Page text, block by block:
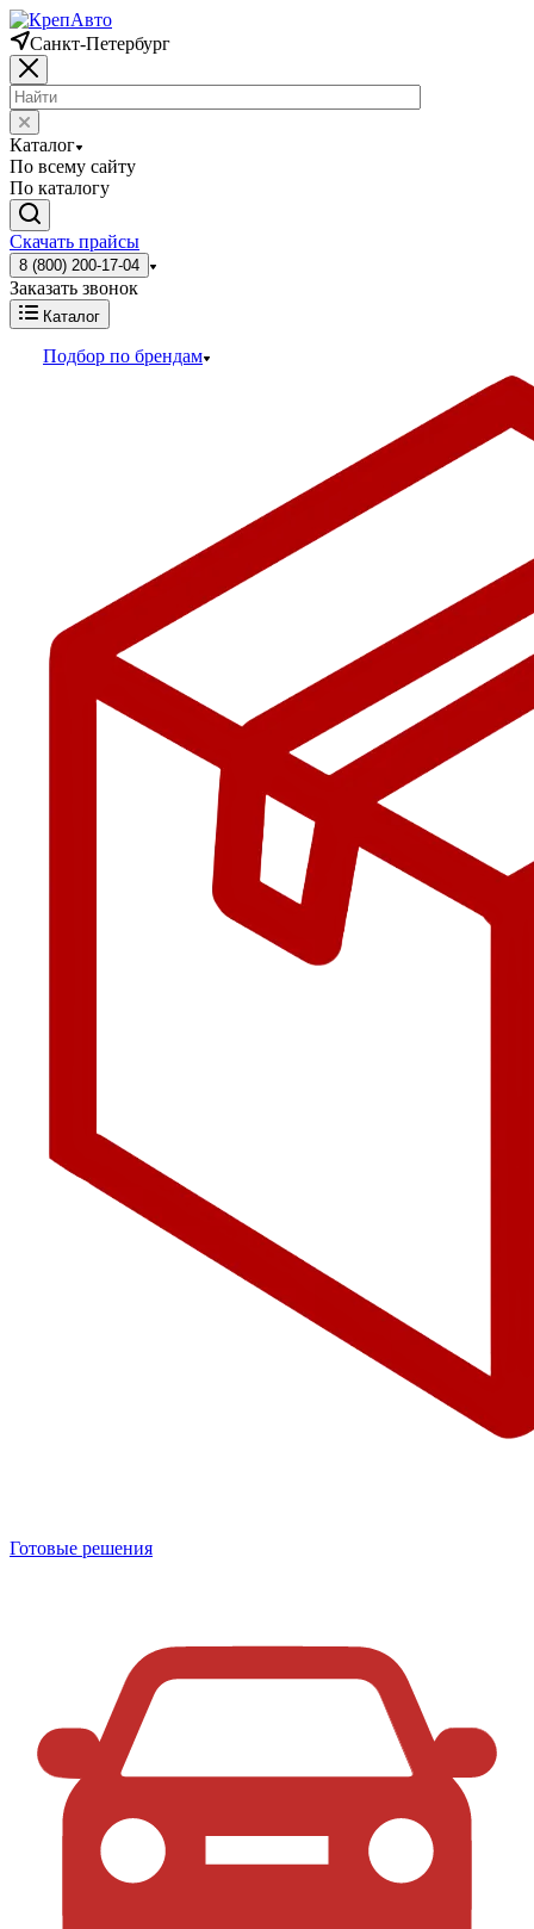
Санкт-Петербург
Каталог
По всему сайту
По каталогу
Скачать прайсы
8 (800) 200-17-04
Заказать звонок
Каталог
Подбор по брендам
Готовые решения